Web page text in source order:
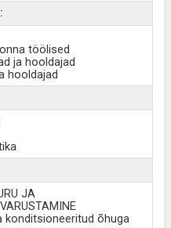
töölised
ja hooldajad
hooldajad
JA
konditsioneeritud õhuga